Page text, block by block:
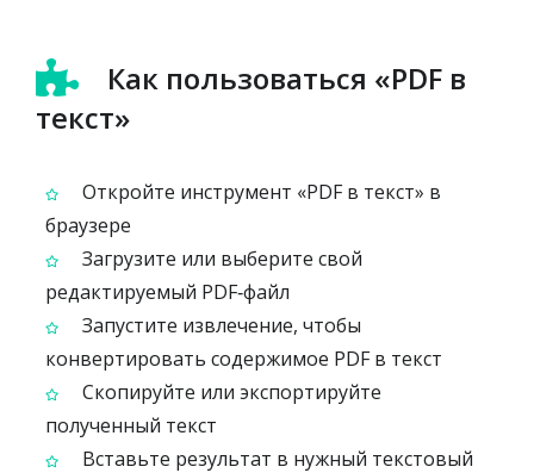
Как пользоваться «PDF в
текст»
Откройте инструмент «PDF в текст» в
браузере
Загрузите или выберите свой
редактируемый PDF‑файл
Запустите извлечение, чтобы
конвертировать содержимое PDF в текст
Скопируйте или экспортируйте
полученный текст
Вставьте результат в нужный текстовый